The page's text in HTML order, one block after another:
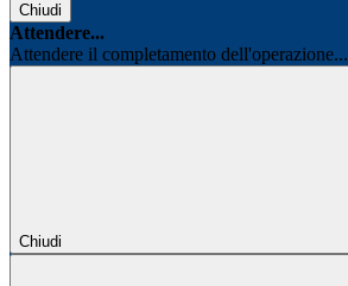
Chiudi
Attendere...
Attendere il completamento dell'operazione...
Chiudi